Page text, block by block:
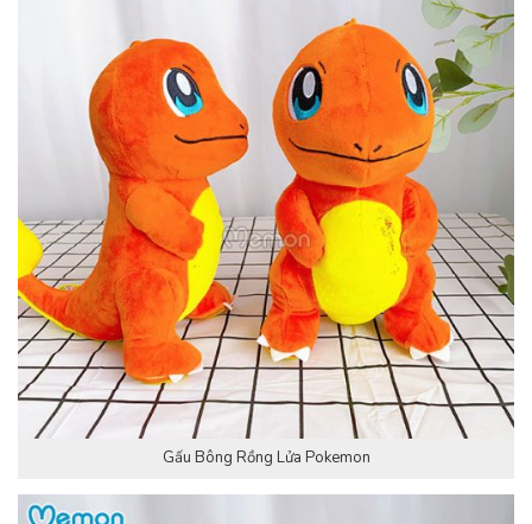
Gấu Bông Rồng Lửa Pokemon